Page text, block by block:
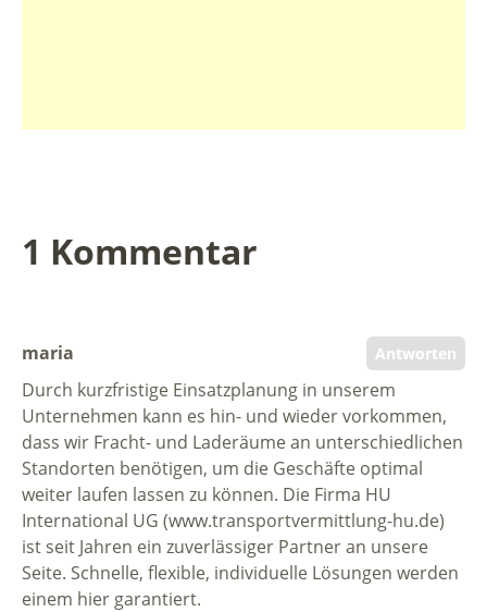
1 Kommentar
Antworten
maria
Durch kurzfristige Einsatzplanung in unserem
Unternehmen kann es hin- und wieder vorkommen,
dass wir Fracht- und Laderäume an unterschiedlichen
Standorten benötigen, um die Geschäfte optimal
weiter laufen lassen zu können. Die Firma HU
International UG (www.transportvermittlung-hu.de)
ist seit Jahren ein zuverlässiger Partner an unsere
Seite. Schnelle, flexible, individuelle Lösungen werden
einem hier garantiert.